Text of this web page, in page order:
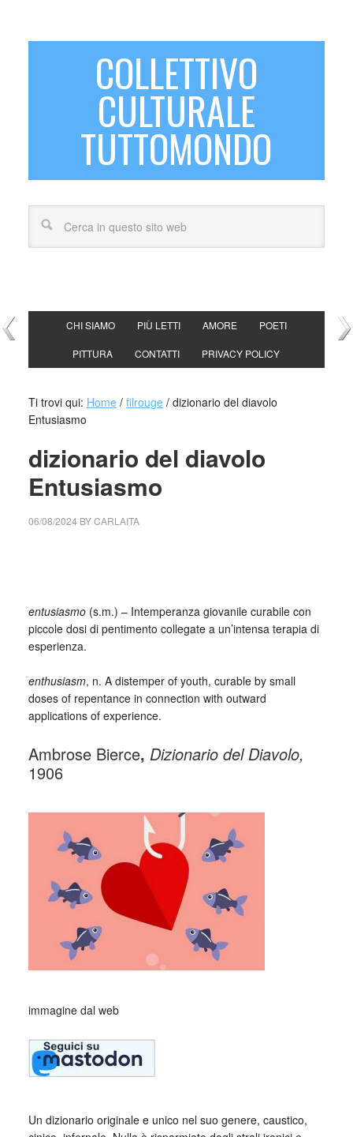
COLLETTIVO
CULTURALE
TUTTOMONDO
CHI SIAMO PIÙ LETTI AMORE POETI
PITTURA CONTATTI PRIVACY POLICY
Ti trovi qui: Home / filrouge /dizionario del diavolo
Entusiasmo
dizionario del diavolo
Entusiasmo
06/08/2024 BYCARLAITA
entusiasmo(s.m.) – Intemperanza giovanile curabile con
piccole dosi di pentimento collegate a un’intensa terapia di
esperienza.
enthusiasm, n. A distemper of youth, curable by small
doses of repentance in connection with outward
applications of experience.
Ambrose Bierce, Dizionario del Diavolo,
1906
immagine dal web
Un dizionario originale e unico nel suo genere, caustico,